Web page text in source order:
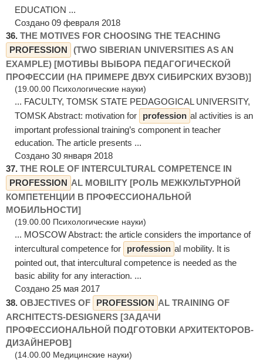
EDUCATION ...
Создано 09 февраля 2018
36. THE MOTIVES FOR CHOOSING THE TEACHING
PROFESSION
(TWO SIBERIAN UNIVERSITIES AS AN
EXAMPLE) [МОТИВЫ ВЫБОРА ПЕДАГОГИЧЕСКОЙ
ПРОФЕССИИ (НА ПРИМЕРЕ ДВУХ СИБИРСКИХ ВУЗОВ)]
(19.00.00 Психологические науки)
... FACULTY, TOMSK STATE PEDAGOGICAL UNIVERSITY,
TOMSK Abstract: motivation for
profession al activities is an
important professional training’s component in teacher
education. The article presents ...
Создано 30 января 2018
37. THE ROLE OF INTERCULTURAL COMPETENCE IN
PROFESSION AL MOBILITY [РОЛЬ МЕЖКУЛЬТУРНОЙ
КОМПЕТЕНЦИИ В ПРОФЕССИОНАЛЬНОЙ
МОБИЛЬНОСТИ]
(19.00.00 Психологические науки)
... MOSCOW Abstract: the article considers the importance of
intercultural competence for
profession al mobility. It is
pointed out, that intercultural competence is needed as the
basic ability for any interaction. ...
Создано 25 мая 2017
38. OBJECTIVES OF PROFESSION AL TRAINING OF
ARCHITECTS-DESIGNERS [ЗАДАЧИ
ПРОФЕССИОНАЛЬНОЙ ПОДГОТОВКИ АРХИТЕКТОРОВ-
ДИЗАЙНЕРОВ]
(14.00.00 Медицинские науки)